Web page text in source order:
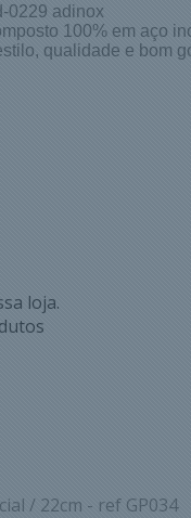
0229 adinox
100% em aço
qualidade e bom
loja.
/ 22cm - ref GP034